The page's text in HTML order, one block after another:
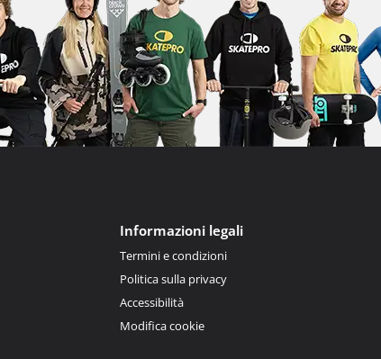
Informazioni legali
Termini e condizioni
Politica sulla privacy
Accessibilità
Modifica cookie